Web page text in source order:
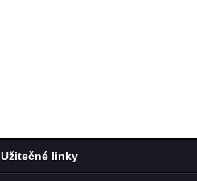
Užitečné linky